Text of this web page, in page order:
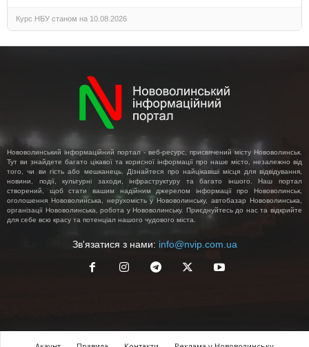
Курс НБУ станом на 10.08.2026
Нововолинський інформаційний портал - веб-ресурс, присвячений місту Нововолинськ.
Тут ви знайдете багато цікавої та корисної інформації про наше місто, незалежно від
того, чи ви гість або мешканець. Дізнайтеся про найцікавіші місця для відвідування,
новини, події, культурні заходи, інфраструктуру та багато іншого. Наш портал
створений, щоб стати вашим надійним джерелом інформації про Нововолинськ,
оголошення Нововолинська, нерухомість у Нововолинську, автобазар Нововолинська,
організації Нововолинська, робота у Нововолинську. Приєднуйтесь до нас та відкрийте
для себе всю красу та потенціал нашого чудового міста.
Зв'язатися з нами: info@nvip.com.ua